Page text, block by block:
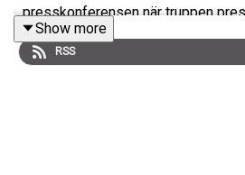
presskonferensen när truppen
Show more
RSS